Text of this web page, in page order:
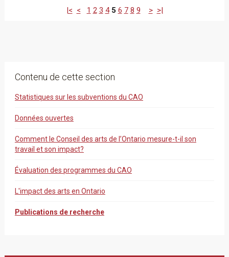
|< < 1 2 3 4 5 6 7 8 9 > >|
Contenu de cette section
Statistiques sur les subventions du CAO
Données ouvertes
Comment le Conseil des arts de l’Ontario mesure-t-il son
travail et son impact?
Évaluation des programmes du CAO
L'impact des arts en Ontario
Publications de recherche